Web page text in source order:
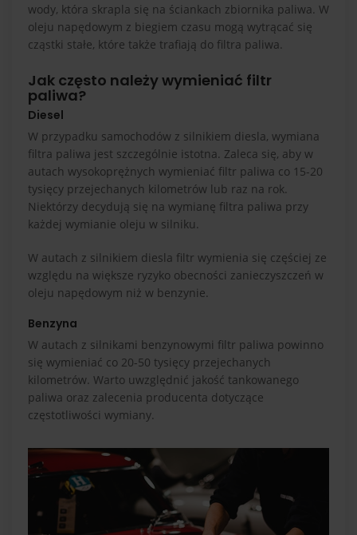
wody, która skrapla się na ściankach zbiornika paliwa. W
oleju napędowym z biegiem czasu mogą wytrącać się
cząstki stałe, które także trafiają do filtra paliwa.
Jak często należy wymieniać filtr
paliwa?
Diesel
W przypadku samochodów z silnikiem diesla, wymiana
filtra paliwa jest szczególnie istotna. Zaleca się, aby w
autach wysokoprężnych wymieniać filtr paliwa co 15-20
tysięcy przejechanych kilometrów lub raz na rok.
Niektórzy decydują się na wymianę filtra paliwa przy
każdej wymianie oleju w silniku.
W autach z silnikiem diesla filtr wymienia się częściej ze
względu na większe ryzyko obecności zanieczyszczeń w
oleju napędowym niż w benzynie.
Benzyna
W autach z silnikami benzynowymi filtr paliwa powinno
się wymieniać co 20-50 tysięcy przejechanych
kilometrów. Warto uwzględnić jakość tankowanego
paliwa oraz zalecenia producenta dotyczące
częstotliwości wymiany.